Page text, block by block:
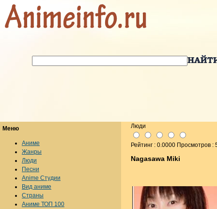
Люди
Рейтинг : 0.0000 Просмотров :
Nagasawa Miki
Меню
Аниме
Жанры
Люди
Песни
Anime Студии
Вид аниме
Страны
Аниме ТОП 100